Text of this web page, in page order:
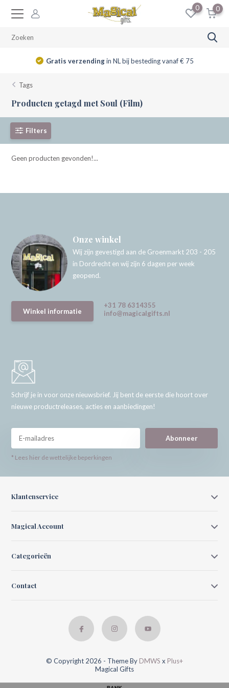
0 0
Gratis verzendingin NL bij besteding vanaf € 75
Tags
Producten getagd met Soul (Film)
Filters
Geen producten gevonden!...
Onze winkel
Wij zijn gevestigd aan de Groenmarkt 203 - 205
in Dordrecht en wij zijn 6 dagen per week
geopend.
Winkel informatie
+31 78 6314355
info@magicalgifts.nl
Schrijf je in voor onze nieuwsbrief. Jij bent de eerste die hoort over
nieuwe productreleases, acties en aanbiedingen!
Abonneer
* Lees hier de wettelijke beperkingen
Klantenservice
Magical Account
Categorieën
Contact
© Copyright 2026 - Theme By DMWS x Plus+
Magical Gifts